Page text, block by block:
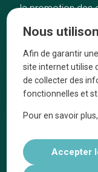
la promotion des
Accueil
Bonnes adresses
Quartiers
Blog
Tops 10
Nous
Afin de garantir
site internet utilise
de collecter des
fonctionnelles et
Pour en savoir
Accepter